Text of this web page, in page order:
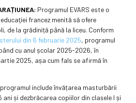
Programul EVARS este o
francez menită să ofere
de la grădiniță până la liceu. Conform
din 6 februarie 2025, programul
cu anul școlar 2025-2026, în
2025, așa cum fals se afirmă în
include învățarea masturbării
și dezbrăcarea copiilor din clasele I și